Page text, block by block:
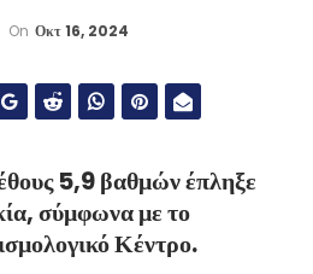
On Οκτ 16, 2024
5,9 βαθμών έπληξε
σύμφωνα με το
Κέντρο.